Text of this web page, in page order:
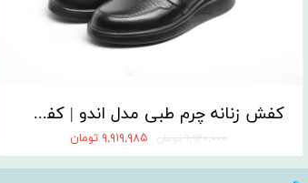
کفش زنانه چرم طبی مدل اندو | کفش مسعود تبریز
۹,۹۲۰,۰۰۰ تومان ۹,۹۱۹,۹۸۵ تومان